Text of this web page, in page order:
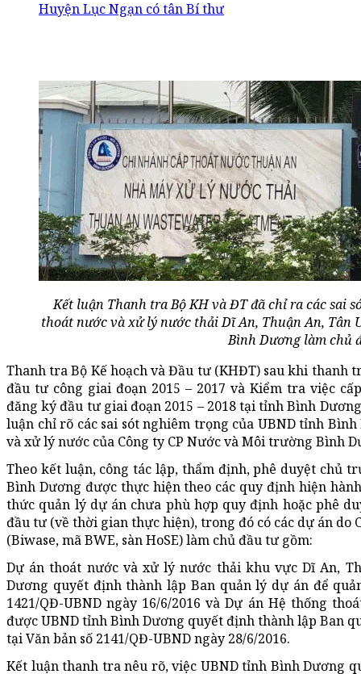
Huyện Lục Ngạn có tân Bí thư
Kết luận Thanh tra Bộ KH và ĐT đã chỉ ra các sai
thoát nước và xử lý nước thải Dĩ An, Thuận An, Tân
Bình Dương làm chủ
Thanh tra Bộ Kế hoạch và Đầu tư (KHĐT) sau khi thanh
đầu tư công giai đoạn 2015 – 2017 và Kiểm tra việc
đăng ký đầu tư giai đoạn 2015 – 2018 tại tỉnh Bình
luận chỉ rõ các sai sót nghiêm trọng của UBND tỉnh
và xử lý nước của Công ty CP Nước và Môi trường Bình
Theo kết luận, công tác lập, thẩm định, phê duyệt chủ
Bình Dương được thực hiện theo các quy định hiện
thức quản lý dự án chưa phù hợp quy định hoặc phê
đầu tư (về thời gian thực hiện), trong đó có các dự án do
(Biwase, mã BWE, sàn HoSE) làm chủ đầu tư gồm:
Dự án thoát nước và xử lý nước thải khu vực Dĩ An,
Dương quyết định thành lập Ban quản lý dự án để
1421/QĐ-UBND ngày 16/6/2016 và Dự án Hệ thống
được UBND tỉnh Bình Dương quyết định thành lập Ban
tại Văn bản số 2141/QĐ-UBND ngày 28/6/2016.
Kết luận thanh tra nêu rõ, việc UBND tỉnh Bình Dương